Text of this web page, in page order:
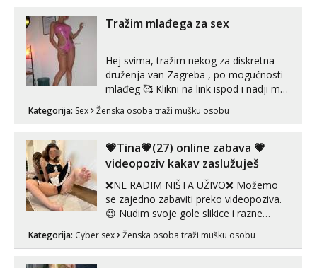
vjeruj mi, takve još nisi vidio. Uvijek sam
spremna za ONLOINE zabavu...
Tražim mlađega za sex
Hej svima, tražim nekog za diskretna
druženja van Zagreba , po mogućnosti
mlađeg 🥰 Klikni na link ispod i nadji me
Kategorija: Sex Ženska osoba traži mušku osobu
💗Tina💗(27) online zabava 💗
videopoziv kakav zaslužuješ
❌NE RADIM NIŠTA UŽIVO❌ Možemo
se zajedno zabaviti preko videopoziva.
😉 Nudim svoje gole slikice i razne
videouradke. 🤩 Za online zabavu pošalji
poruku na Whatsapp, Telegram ili Viber.
Kategorija: Cyber sex Ženska osoba traži mušku osobu